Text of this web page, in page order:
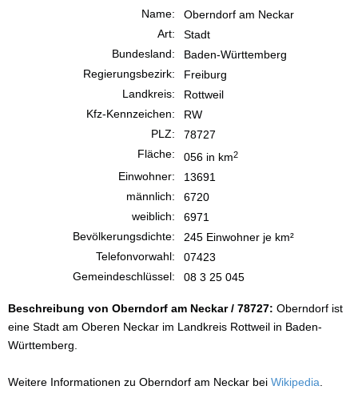
Name:
Oberndorf am Neckar
Art:
Stadt
Bundesland:
Baden-Württemberg
Regierungsbezirk:
Freiburg
Landkreis:
Rottweil
Kfz-Kennzeichen:
RW
PLZ:
78727
Fläche:
056 in km2
Einwohner:
13691
männlich:
6720
weiblich:
6971
Bevölkerungsdichte:
245 Einwohner je km²
Telefonvorwahl:
07423
Gemeindeschlüssel:
08 3 25 045
Beschreibung von Oberndorf am Neckar / 78727: Oberndorf ist
eine Stadt am Oberen Neckar im Landkreis Rottweil in Baden-
Württemberg.
Weitere Informationen zu Oberndorf am Neckar bei Wikipedia